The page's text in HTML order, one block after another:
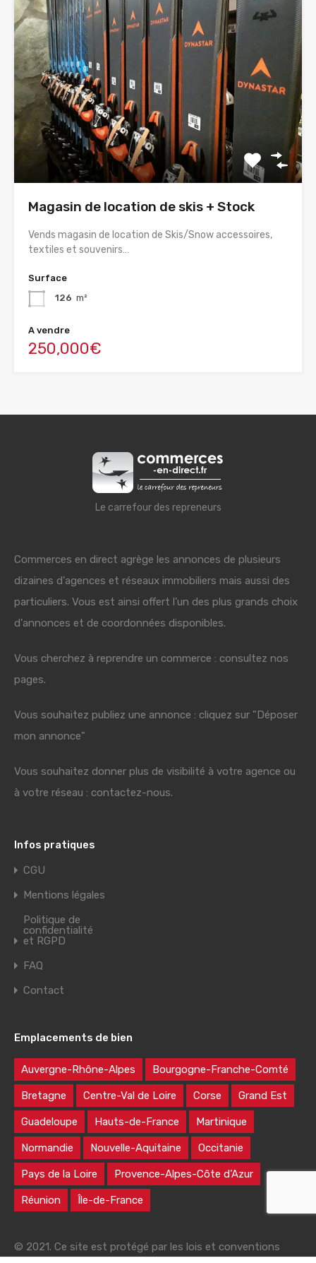
Magasin de location de skis + Stock
Vends magasin de location de Skis/Snow accessoires,
textiles et souvenirs…
Surface
126 m²
A vendre
250,000€
Le carrefour des repreneurs
Commerces en direct agrège les annonces de plusieurs
dizaines d'agences et réseaux immobiliers mais aussi des
particuliers. Vous est ainsi offert l'un des plus grands choix
d'annonces et de coordonnées disponibles.
Vous cherchez à reprendre un commerce : consultez nos
pages.
Vous souhaitez publiez une annonce : cliquez sur "Déposer
mon annonce"
Vous souhaitez donner plus de visibilité à votre agence ou
à votre réseau : contactez-nous.
Infos pratiques
CGU
Mentions légales
Politique de
confidentialité
et RGPD
FAQ
Contact
Emplacements de bien
Auvergne-Rhône-Alpes Bourgogne-Franche-Comté
Bretagne Centre-Val de Loire Corse Grand Est
Guadeloupe Hauts-de-France Martinique
Normandie Nouvelle-Aquitaine Occitanie
Pays de la Loire Provence-Alpes-Côte d’Azur
Réunion Île-de-France
© 2021. Ce site est protégé par les lois et conventions